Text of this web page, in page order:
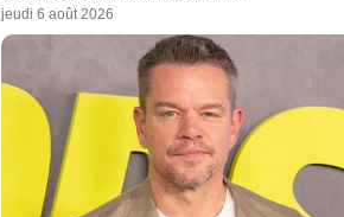
jeudi 6 août 2026